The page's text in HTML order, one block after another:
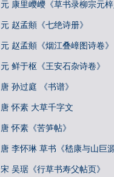
元 康里巎巎《草书录柳宗元梓
元 赵孟頫《七绝诗册》
元 赵孟頫《烟江叠嶂图诗卷》
元 鲜于枢《王安石杂诗卷》
唐 孙过庭 《书谱》
唐 怀素 大草千字文
唐 怀素《苦笋帖》
唐 李怀琳 草书《嵇康与山巨
宋 吴琚《行草书寿父帖页》